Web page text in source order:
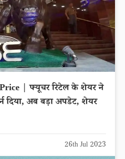
| फ्यूचर रिटेल के शेयर ने
दिया, अब बड़ा अपडेट, शेयर
26th Jul 2023